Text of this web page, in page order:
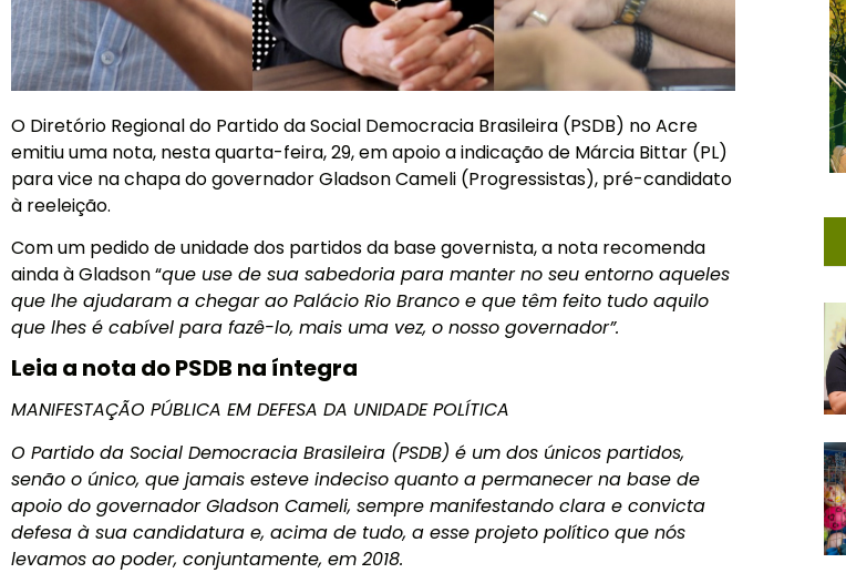
O Diretório Regional do Partido da Social Democracia Brasileira (PSDB) no Acre
emitiu uma nota, nesta quarta-feira, 29, em apoio a indicação de Márcia Bittar (PL)
para vice na chapa do governador Gladson Cameli (Progressistas), pré-candidato
à reeleição.
Com um pedido de unidade dos partidos da base governista, a nota recomenda
ainda à Gladson “que use de sua sabedoria para manter no seu entorno aqueles
que lhe ajudaram a chegar ao Palácio Rio Branco e que têm feito tudo aquilo
que lhes é cabível para fazê-lo, mais uma vez, o nosso governador”.
Leia a nota do PSDB na íntegra
MANIFESTAÇÃO PÚBLICA EM DEFESA DA UNIDADE POLÍTICA
O Partido da Social Democracia Brasileira (PSDB) é um dos únicos partidos,
senão o único, que jamais esteve indeciso quanto a permanecer na base de
apoio do governador Gladson Cameli, sempre manifestando clara e convicta
defesa à sua candidatura e, acima de tudo, a esse projeto político que nós
levamos ao poder, conjuntamente, em 2018.